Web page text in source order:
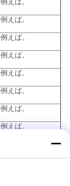
えば。
えば。
えば。
えば。
えば。
えば。
えば。
えば。
えば。